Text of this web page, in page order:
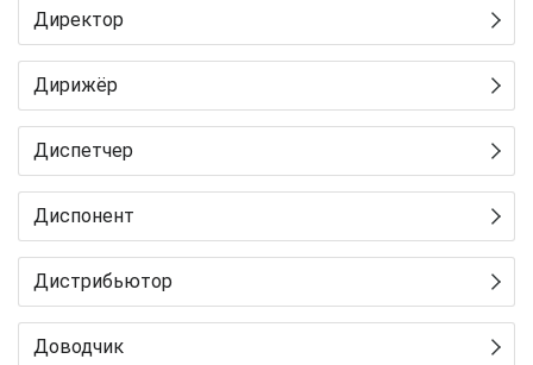
Директор
Дирижёр
Диспетчер
Диспонент
Дистрибьютор
Доводчик